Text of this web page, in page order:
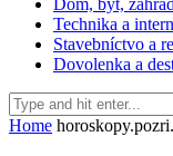
Dom, byt,
Technika a
Stavebníctvo a
Dovolenka a
Home